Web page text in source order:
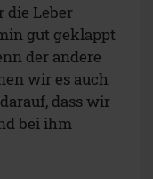
die Leber
gut geklappt
der andere
wir es auch
dass wir
bei ihm